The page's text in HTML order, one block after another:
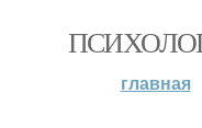
главная